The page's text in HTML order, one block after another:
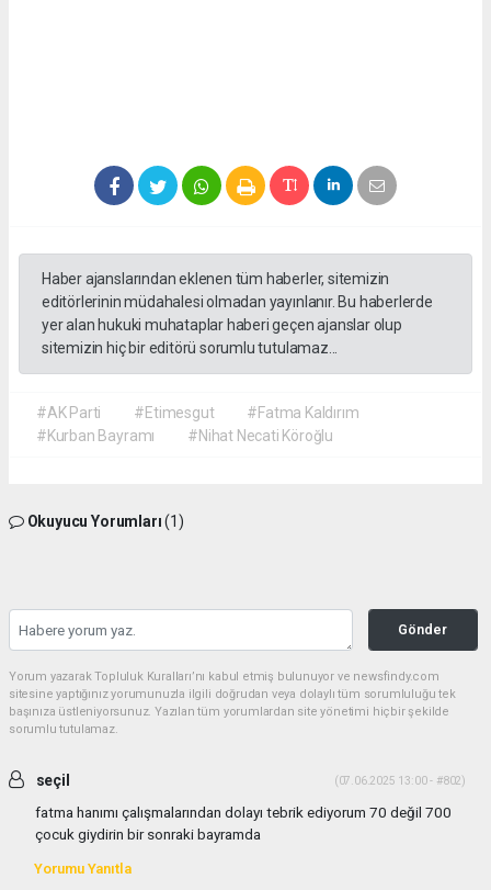
Haber ajanslarından eklenen tüm haberler, sitemizin
editörlerinin müdahalesi olmadan yayınlanır. Bu haberlerde
yer alan hukuki muhataplar haberi geçen ajanslar olup
sitemizin hiç bir editörü sorumlu tutulamaz...
#AK Parti #Etimesgut
#Fatma Kaldırım
#Kurban Bayramı
#Nihat Necati Köroğlu
Okuyucu Yorumları(1)
Gönder
Yorum yazarak Topluluk Kuralları’nı kabul etmiş bulunuyor ve newsfindy.com
sitesine yaptığınız yorumunuzla ilgili doğrudan veya dolaylı tüm sorumluluğu tek
başınıza üstleniyorsunuz. Yazılan tüm yorumlardan site yönetimi hiçbir şekilde
sorumlu tutulamaz.
seçil (07.06.2025 13:00 - #802)
fatma hanımı çalışmalarından dolayı tebrik ediyorum 70 değil 700
çocuk giydirin bir sonraki bayramda
Yorumu Yanıtla